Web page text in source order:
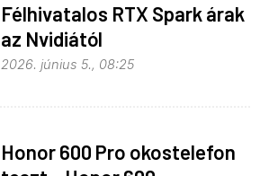
Félhivatalos RTX Spark árak
az Nvidiától
2026. június 5., 08:25
Honor 600 Pro okostelefon